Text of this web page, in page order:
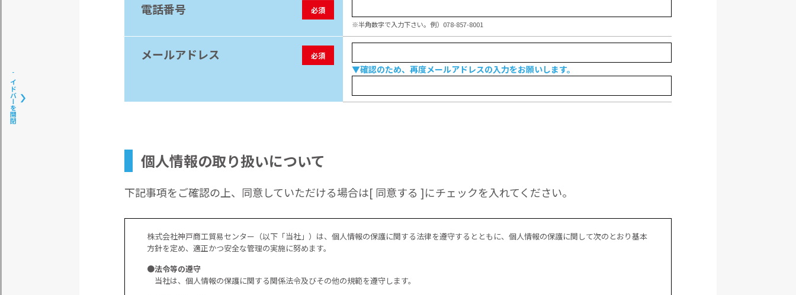
サイドバーを開閉
電話番号 必須
※半角数字で入力下さい。例）078-857-8001
メールアドレス 必須
▼確認のため、再度メールアドレスの入力をお願いします。
個人情報の取り扱いについて
下記事項をご確認の上、同意していただける場合は[ 同意する ]にチェックを入れてください。
株式会社神戸商工貿易センター（以下「当社」）は、個人情報の保護に関する法律を遵守するとともに、個人情報の保護に関して次のとおり基本
方針を定め、適正かつ安全な管理の実施に努めます。
●法令等の遵守
当社は、個人情報の保護に関する関係法令及びその他の規範を遵守します。